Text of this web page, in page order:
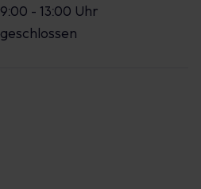
9:00 - 13:00 Uhr
geschlossen